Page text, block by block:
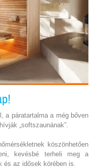
a páratartalma a még bőven
„softszaunának”.
köszönhetően
kevésbé terheli meg a
az idősek körében is.